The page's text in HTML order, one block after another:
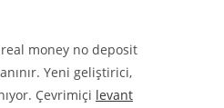
Yeni geliştirici,
Çevrimiçi levant